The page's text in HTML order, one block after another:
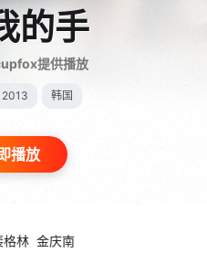
的手
提供播放
2013 韩国
播放
格林 金庆南